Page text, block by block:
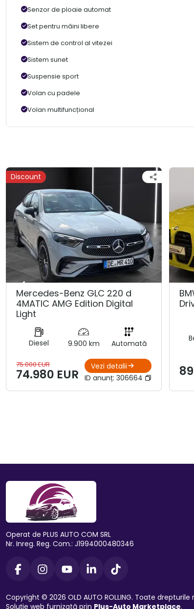
Senzor de ploaie automat
Set pentru mâini libere
Sistem de control al vitezei
Sistem sunet
Suspensie sport
Volan cu padele
Volan multifuncțional
Discount
Mercedes-Benz GLC 220 d
4MATIC AMG Edition Digital
Light
Diesel 9.900 km Automată
75.000 EUR
74.980 EUR
Vezi detalii
ID anunț: 306664
Operat de PLUS AUTO COM SRL
Nr. Inreg. Reg. Com.: J1994000480346
Copyright © 2026 OLD AUTO ROLLING. Toate drepturile
Soluție web furnizată prin Plus-Auto Marketplace.